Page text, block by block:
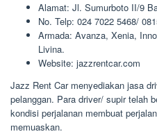
Alamat: Jl. Sumurboto II/9
No. Telp: 024 7022 5468/
Armada: Avanza, Xenia,
Livina.
Website: jazzrentcar.com
Jazz Rent Car menyediakan jasa
pelanggan. Para driver/ supir telah
kondisi perjalanan membuat
memuaskan.